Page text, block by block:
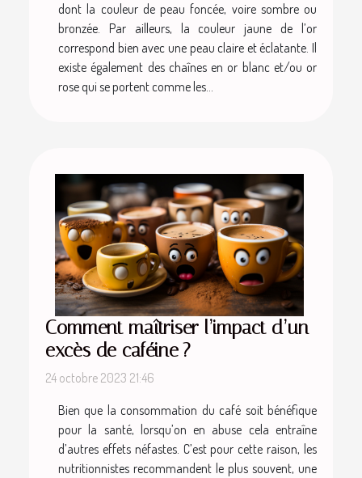
dont la couleur de peau foncée, voire sombre ou
bronzée. Par ailleurs, la couleur jaune de l’or
correspond bien avec une peau claire et éclatante. Il
existe également des chaînes en or blanc et/ou or
rose qui se portent comme les...
Comment maîtriser l’impact d’un
excès de caféine ?
24 octobre 2023 21:46
Bien que la consommation du café soit bénéfique
pour la santé, lorsqu’on en abuse cela entraîne
d’autres effets néfastes. C’est pour cette raison, les
nutritionnistes recommandent le plus souvent, une